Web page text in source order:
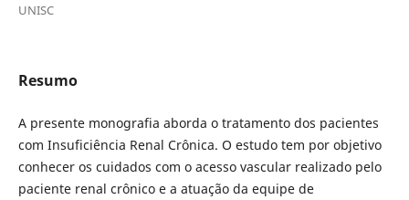
UNISC
Resumo
A presente monografia aborda o tratamento dos pacientes
com Insuficiência Renal Crônica. O estudo tem por objetivo
conhecer os cuidados com o acesso vascular realizado pelo
paciente renal crônico e a atuação da equipe de